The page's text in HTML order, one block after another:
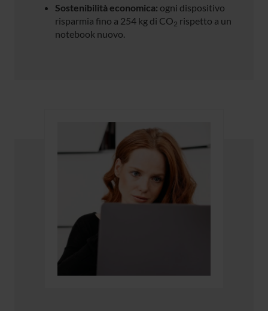
Sostenibilità economica: ogni dispositivo
risparmia fino a 254 kg di CO2 rispetto a un
notebook nuovo.